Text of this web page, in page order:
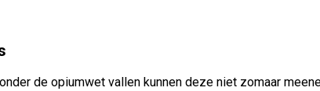
de opiumwet vallen kunnen deze niet zomaar